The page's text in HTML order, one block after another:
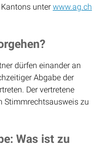
unter www.ag.ch
dürfen einander an
Abgabe der
Der vertretene
Stimmrechtsausweis zu
Was ist zu